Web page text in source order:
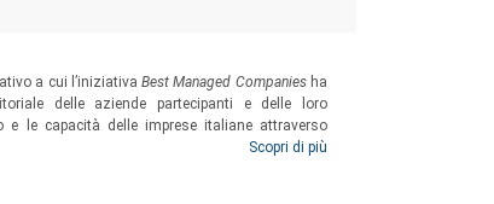
a cui l’iniziativaBest Managed Companiesha
delle aziende partecipanti e delle loro
e le capacità delle imprese italiane attraverso
la strategia aziendale, le competenze distintive,
delle performance, la Corporate Social
Scopri di più